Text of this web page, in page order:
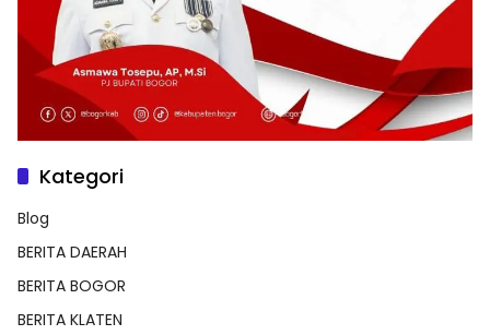
Kategori
Blog
BERITA DAERAH
BERITA BOGOR
BERITA KLATEN